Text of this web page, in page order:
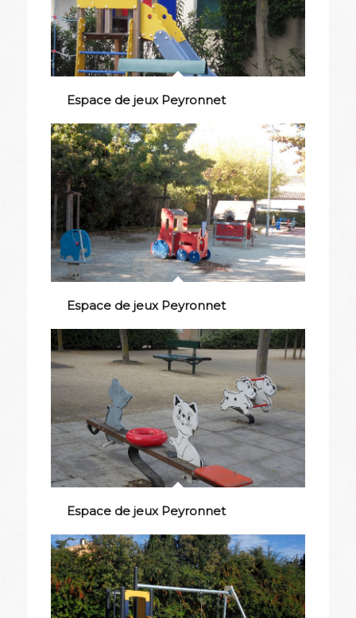
Espace de jeux Peyronnet
Espace de jeux Peyronnet
Espace de jeux Peyronnet